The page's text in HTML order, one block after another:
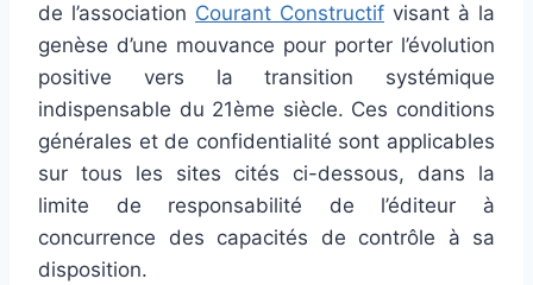
de l’association Courant Constructif visant à la
genèse d’une mouvance pour porter l’évolution
positive vers la transition systémique
indispensable du 21ème siècle. Ces conditions
générales et de confidentialité sont applicables
sur tous les sites cités ci-dessous, dans la
limite de responsabilité de l’éditeur à
concurrence des capacités de contrôle à sa
disposition.